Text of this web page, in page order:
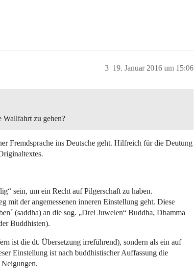
19. Januar 2016 um 15:06
3
Wallfahrt zu gehen?
Fremdsprache ins Deutsche geht. Hilfreich für die Deutung
sein, um ein Recht auf Pilgerschaft zu haben.
mit der angemessenen inneren Einstellung geht. Diese
(saddha) an die sog. „Drei Juwelen“ Buddha, Dhamma
Buddhisten).
ist die dt. Übersetzung irreführend), sondern als ein auf
Einstellung ist nach buddhistischer Auffassung die